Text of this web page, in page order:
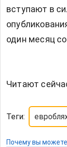
вступают в
один месяц
Читают
Теги:
Почему вы